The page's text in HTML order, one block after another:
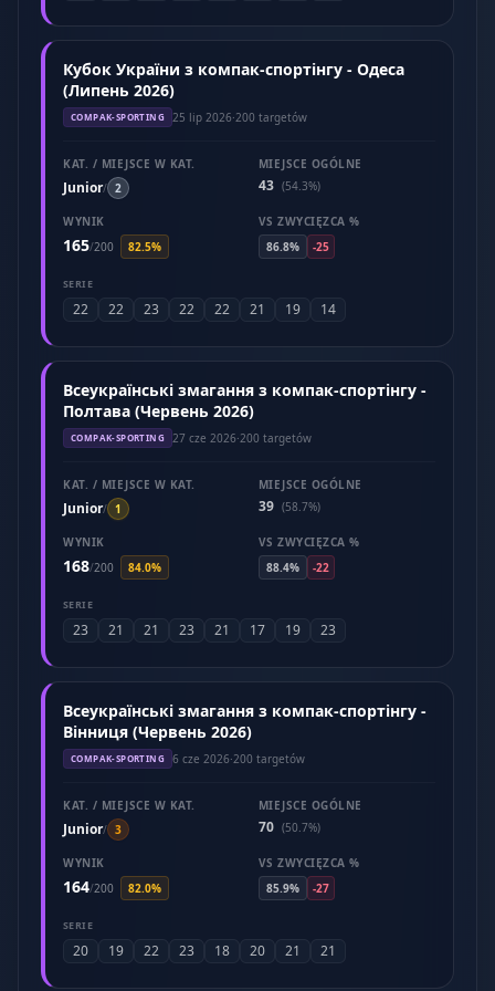
Кубок України з компак-спортінгу - Одеса
(Липень 2026)
COMPAK-SPORTING 25 lip 2026·200 targetów
KAT. / MIEJSCE W KAT.
Junior/ 2
MIEJSCE OGÓLNE
43 (54.3%)
WYNIK
165/200 82.5%
VS ZWYCIĘZCA %
86.8%
-25
SERIE
22 22 23 22 22 21 19 14
Всеукраїнські змагання з компак-спортінгу -
Полтава (Червень 2026)
COMPAK-SPORTING 27 cze 2026·200 targetów
KAT. / MIEJSCE W KAT.
Junior/ 1
MIEJSCE OGÓLNE
39 (58.7%)
WYNIK
168/200 84.0%
VS ZWYCIĘZCA %
88.4%
-22
SERIE
23 21 21 23 21 17 19 23
Всеукраїнські змагання з компак-спортінгу -
Вінниця (Червень 2026)
COMPAK-SPORTING 6 cze 2026·200 targetów
KAT. / MIEJSCE W KAT.
Junior/ 3
MIEJSCE OGÓLNE
70 (50.7%)
WYNIK
164/200 82.0%
VS ZWYCIĘZCA %
85.9%
-27
SERIE
20 19 22 23 18 20 21 21